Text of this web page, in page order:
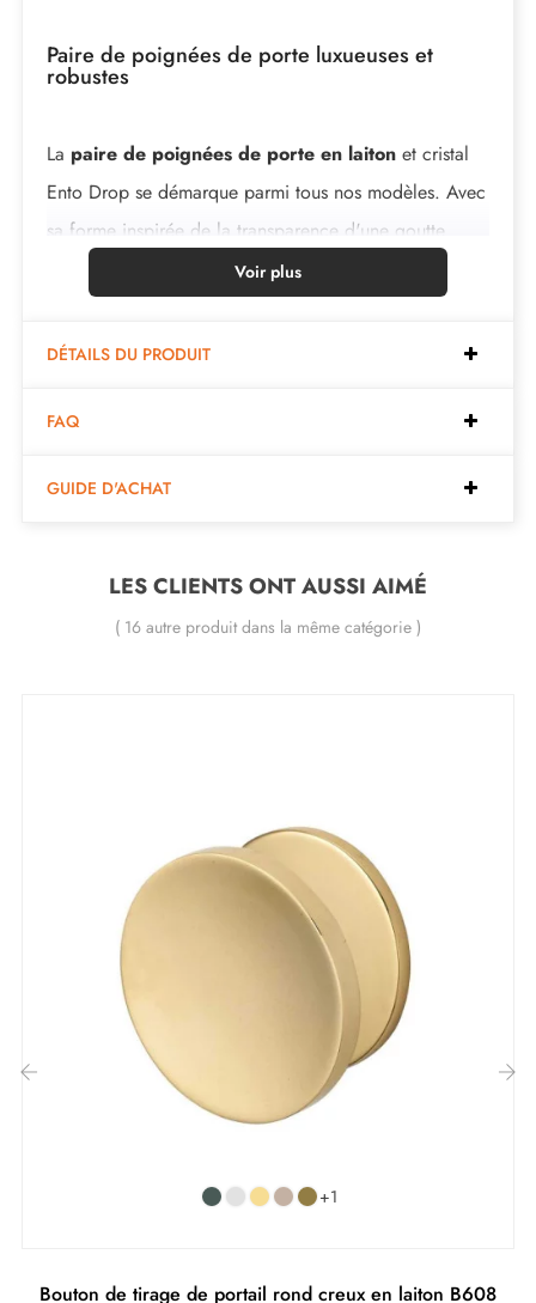
Paire de poignées de porte luxueuses et
robustes
La paire de poignées de porte en laiton et cristal
Ento Drop se démarque parmi tous nos modèles. Avec
sa forme inspirée de la transparence d'une goutte
d'eau, elle marie la robustesse du laiton à la légèreté
% recyclables, ce qui garantit sa longévité.
Caractéristiques :
Paire de poignées avec rosace de 6 mm (très fine)
Poignée de porte lourde et pleine
Garantie constructeur de 24 mois
Adaptateurs de montage
Deux tiges carrées : 7x7 mm pour la France, 8x8 mm
pour la Belgique, la Suisse et l'UE
Vis M4 pour une fixation robuste
Vis et clé Allen de 3 mm pour l'assemblage
Jeu de vis à bois (sur demande spéciale)
Instruction de montage en Français
Voir plus
DÉTAILS DU PRODUIT
FAQ
GUIDE D'ACHAT
LES CLIENTS ONT AUSSI AIMÉ
( 16 autre produit dans la même catégorie )
+1
Bouton de tirage de portail rond creux en laiton B608